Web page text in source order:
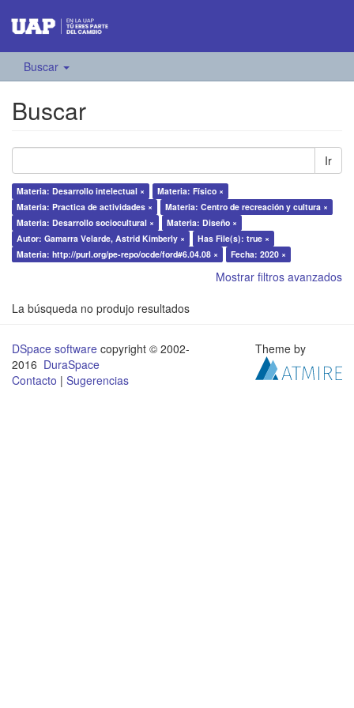
Buscar
Buscar
Ir
Materia: Desarrollo intelectual ×
Materia: Físico ×
Materia: Practica de actividades ×
Materia: Centro de recreación y cultura ×
Materia: Desarrollo sociocultural ×
Materia: Diseño ×
Autor: Gamarra Velarde, Astrid Kimberly ×
Has File(s): true ×
Materia: http://purl.org/pe-repo/ocde/ford#6.04.08 ×
Fecha: 2020 ×
Mostrar filtros avanzados
La búsqueda no produjo resultados
DSpace software copyright © 2002-
2016 DuraSpace
Contacto | Sugerencias
Theme by